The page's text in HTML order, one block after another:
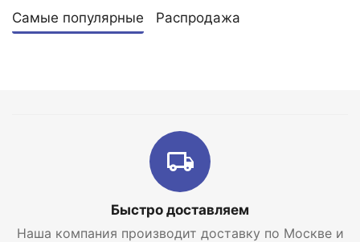
Самые популярные Распродажа
Быстро доставляем
Наша компания производит доставку по Москве и